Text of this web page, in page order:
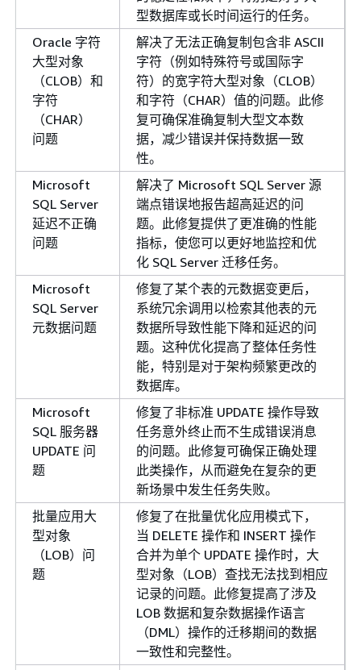
型数据库或长时间运行的任务。
Oracle 字符
大型对象
（CLOB）和
字符
（CHAR）
问题
解决了无法正确复制包含非 ASCII
字符（例如特殊符号或国际字
符）的宽字符大型对象（CLOB）
和字符（CHAR）值的问题。此修
复可确保准确复制大型文本数
据，减少错误并保持数据一致
性。
Microsoft
SQL Server
延迟不正确
问题
解决了 Microsoft SQL Server 源
端点错误地报告超高延迟的问
题。此修复提供了更准确的性能
指标，使您可以更好地监控和优
化 SQL Server 迁移任务。
Microsoft
SQL Server
元数据问题
修复了某个表的元数据变更后，
系统冗余调用以检索其他表的元
数据所导致性能下降和延迟的问
题。这种优化提高了整体任务性
能，特别是对于架构频繁更改的
数据库。
Microsoft
SQL 服务器
UPDATE 问
题
修复了非标准 UPDATE 操作导致
任务意外终止而不生成错误消息
的问题。此修复可确保正确处理
此类操作，从而避免在复杂的更
新场景中发生任务失败。
批量应用大
型对象
（LOB）问
题
修复了在批量优化应用模式下，
当 DELETE 操作和 INSERT 操作
合并为单个 UPDATE 操作时，大
型对象（LOB）查找无法找到相应
记录的问题。此修复提高了涉及
LOB 数据和复杂数据操作语言
（DML）操作的迁移期间的数据
一致性和完整性。